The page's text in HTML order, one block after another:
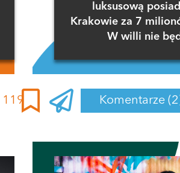
119
luksusową
Krakowie za 7
W willi nie
Komentarze